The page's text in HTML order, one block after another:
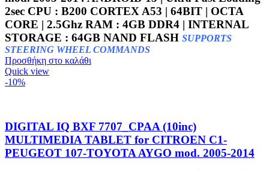
2sec CPU : B200 CORTEX A53 | 64BIT | OCTA
CORE | 2.5Ghz RAM : 4GB DDR4 | INTERNAL
STORAGE : 64GB NAND FLASH SUPPORTS
STEERING WHEEL COMMANDS
Προσθήκη στο καλάθι
Quick view
-10%
DIGITAL IQ BXF 7707_CPAA (10inc)
MULTIMEDIA TABLET for CITROEN C1-
PEUGEOT 107-TOYOTA AYGO mod. 2005-2014